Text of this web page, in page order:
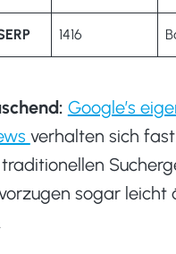
1416
Google’s
verhalten sich
sogar leicht